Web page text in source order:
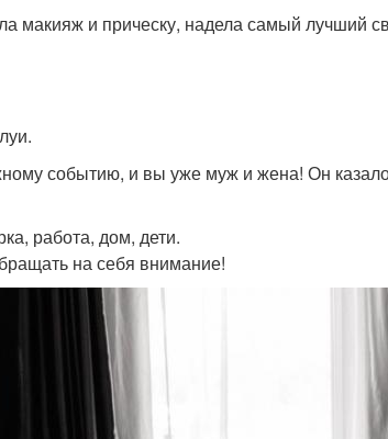
макияж и прическу, надела самый лучший
событию, и вы уже муж и жена! Он
работа, дом, дети.
на себя внимание!